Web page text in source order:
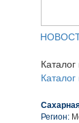
Регион: